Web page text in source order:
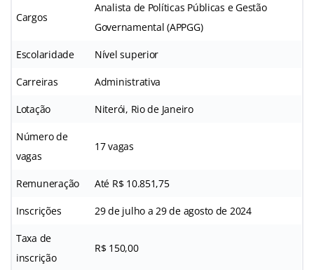
Cargos
Analista de Políticas Públicas e Gestão
Governamental (APPGG)
Escolaridade Nível superior
Carreiras Administrativa
Lotação Niterói, Rio de Janeiro
Número de
vagas
17 vagas
Remuneração Até R$ 10.851,75
Inscrições 29 de julho a 29 de agosto de 2024
Taxa de
inscrição
R$ 150,00